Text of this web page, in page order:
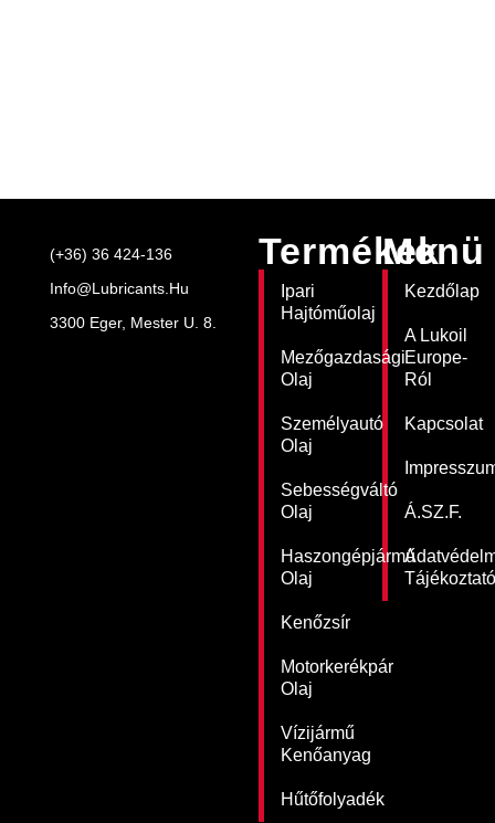
(+36) 36 424-136
Info@lubricants.hu
3300 Eger, Mester U. 8.
Termékek
Ipari
Hajtóműolaj
Mezőgazdasági
Olaj
Személyautó
Olaj
Sebességváltó
Olaj
Haszongépjármű
Olaj
Kenőzsír
Motorkerékpár
Olaj
Vízijármű
Kenőanyag
Hűtőfolyadék
Menü
Kezdőlap
A Lukoil
Europe-
Ról
Kapcsolat
Á.SZ.F.
Tájékoztató